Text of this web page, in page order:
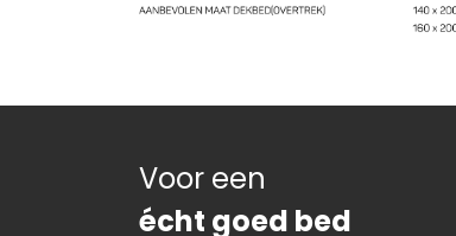
Voor een
écht goed bed